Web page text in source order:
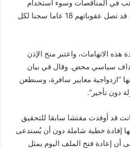
في المناقصات وسوء استخدام
المنصب. وفي حال إدانتهم، قد تصل عقوباتهم 18 عاما سجنا لكل
الاتهامات، واعتبر منح الإذن
سياسي محض. وقال في بيان
“ازدواجية معايير سافرة، وسنطعن
دون تأخير”.
قد أوفدت مفتشا سابقا للتحقيق
إفادة خطية شاملة دون أن يُستدعى
أن إعادة فتح الملف اليوم يمثل